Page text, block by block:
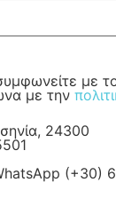
με
με την
24300
(+30)